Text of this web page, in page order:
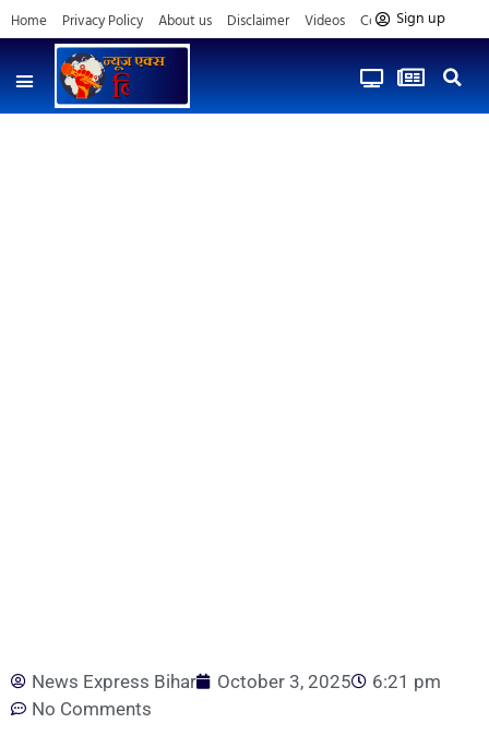
Home Privacy Policy About us Disclaimer Videos Contact us
Sign up
News Express Bihar October 3, 2025
6:21 pm
No Comments